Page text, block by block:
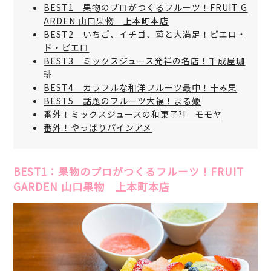
BEST1 果物のプロがつくるフルーツ！FRUIT G
ARDEN 山口果物 上本町本店
BEST2 いちご、イチゴ、苺と大満足！ピエロ・
ド・ピエロ
BEST3 ミックスジュース発祥の名店！千成屋珈
琲
BEST4 カラフルな和洋フルーツ最中！十み果
BEST5 話題のフルーツ大福！まる姫
番外！ミックスジュースの和菓子?! モモヤ
番外！やっぱりパインアメ
BEST1：果物のプロがつくるフルーツ！FRUIT
GARDEN 山口果物 上本町本店